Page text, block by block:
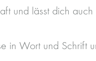
und lässt dich auch
in Wort und Schrift